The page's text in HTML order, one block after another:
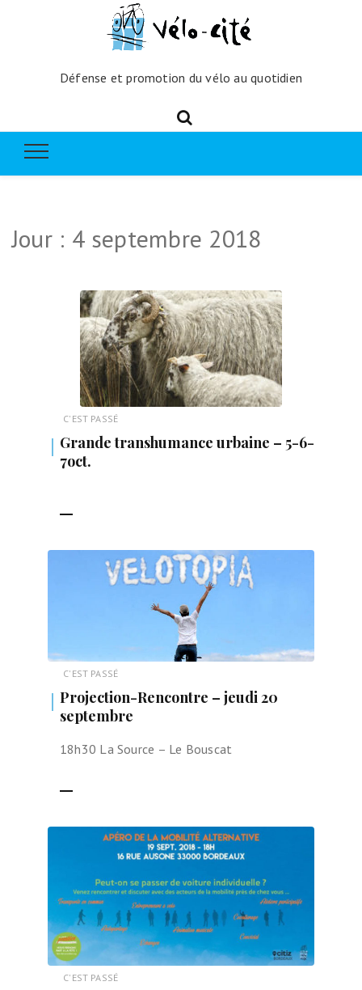
Défense et promotion du vélo au quotidien
Jour : 4 septembre 2018
C'EST PASSÉ
Grande transhumance urbaine – 5-6-
7oct.
C'EST PASSÉ
Projection-Rencontre – jeudi 20
septembre
18h30 La Source – Le Bouscat
C'EST PASSÉ